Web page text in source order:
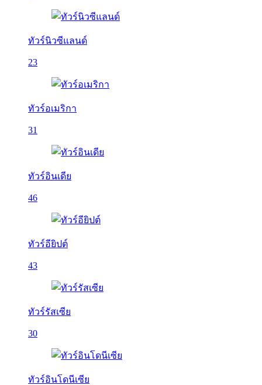
ทัวร์นิวซีแลนด์
23
ทัวร์อเมริกา
31
ทัวร์อินเดีย
46
ทัวร์อียิปต์
43
ทัวร์รัสเซีย
30
ทัวร์อินโดนีเซีย